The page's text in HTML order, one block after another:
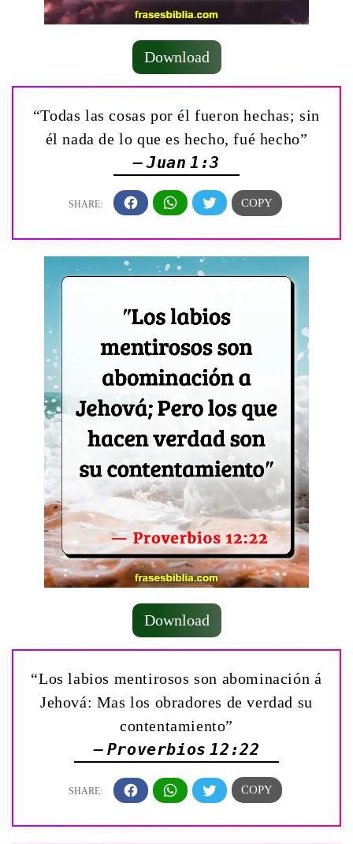
Download
“Todas las cosas por él fueron hechas; sin
él nada de lo que es hecho, fué hecho”
— Juan 1:3
Download
“Los labios mentirosos son abominación á
Jehová: Mas los obradores de verdad su
contentamiento”
— Proverbios 12:22